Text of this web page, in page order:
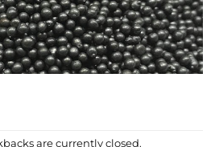
are currently closed.